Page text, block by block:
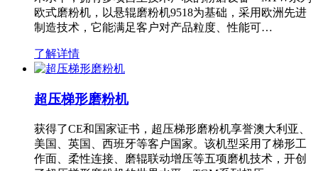
欧式磨粉机，以悬辊磨粉机9518为基础，采用欧洲先进
制造技术，它能满足客户对产品粒度、性能可…
了解详情
超压梯形磨粉机
获得了CE和国家证书，超压梯形磨粉机享誉澳大利亚、
美国、英国、西班牙等客户国家。该机型采用了梯形工
作面、柔性连接、磨辊联动增压等五项磨机技术，开创